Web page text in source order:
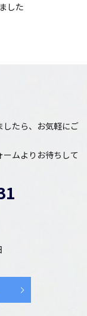
した
したら、お気軽にご
ムよりお待ちして